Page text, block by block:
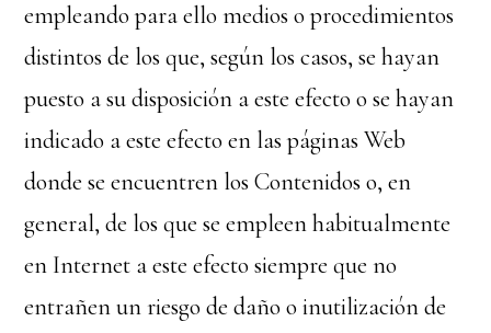
empleando para ello medios o procedimientos
distintos de los que, según los casos, se hayan
puesto a su disposición a este efecto o se hayan
indicado a este efecto en las páginas Web
donde se encuentren los Contenidos o, en
general, de los que se empleen habitualmente
en Internet a este efecto siempre que no
entrañen un riesgo de daño o inutilización de